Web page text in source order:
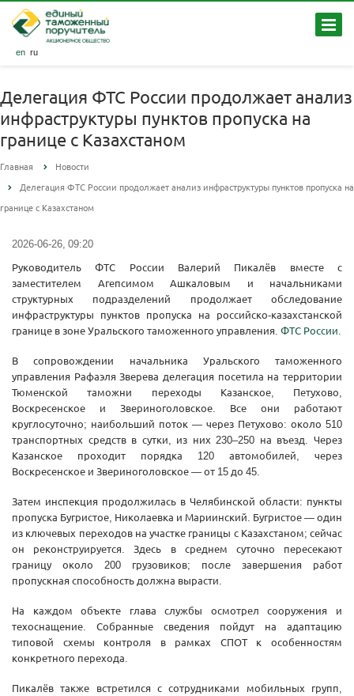
en ru
Делегация ФТС России продолжает анализ
инфраструктуры пунктов пропуска на
границе с Казахстаном
Главная
Новости
Делегация ФТС России продолжает анализ инфраструктуры пунктов пропуска на
границе с Казахстаном
2026-06-26, 09:20
Руководитель ФТС России Валерий Пикалёв вместе с
заместителем Агепсимом Ашкаловым и начальниками
структурных подразделений продолжает обследование
инфраструктуры пунктов пропуска на российско-казахстанской
границе в зоне Уральского таможенного управления. ФТС России
В сопровождении начальника Уральского таможенного
управления Рафаэля Зверева делегация посетила на территории
Тюменской таможни переходы Казанское, Петухово,
Воскресенское и Звериноголовское. Все они работают
круглосуточно; наибольший поток — через Петухово: около 510
транспортных средств в сутки, из них 230–250 на въезд. Через
Казанское проходит порядка 120 автомобилей, через
Воскресенское и Звериноголовское — от 15 до 45.
Затем инспекция продолжилась в Челябинской области: пункты
пропуска Бугристое, Николаевка и Мариинский. Бугристое — один
из ключевых переходов на участке границы с Казахстаном; сейчас
он реконструируется. Здесь в среднем суточно пересекают
границу около 200 грузовиков; после завершения работ
пропускная способность должна вырасти.
На каждом объекте глава службы осмотрел сооружения и
техоснащение. Собранные сведения пойдут на адаптацию
типовой схемы контроля в рамках СПОТ к особенностям
конкретного перехода.
Пикалёв также встретился с сотрудниками мобильных групп,